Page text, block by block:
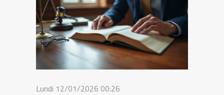
Lundi 12/01/2026 00:26